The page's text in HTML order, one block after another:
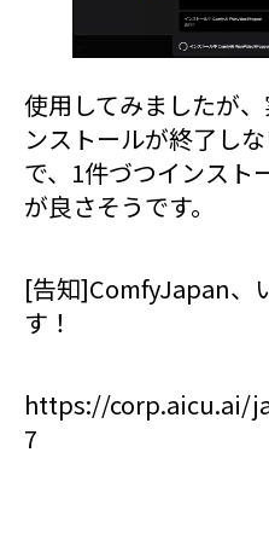
使用してみましたが
ンストールが終了し
で、1件づつインスト
が良さそうです。
[告知]ComfyJapan、
す！
https://corp.aicu.ai/
7